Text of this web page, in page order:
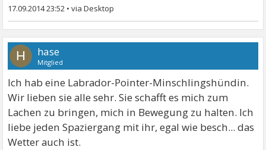
17.09.2014 23:52 •
H hase
Mitglied
Ich hab eine Labrador-Pointer-Minschlingshündin.
Wir lieben sie alle sehr. Sie schafft es mich zum
Lachen zu bringen, mich in Bewegung zu halten. Ich
liebe jeden Spaziergang mit ihr, egal wie besch... das
Wetter auch ist.